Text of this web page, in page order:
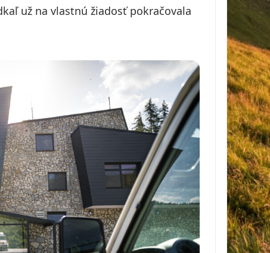
už na vlastnú žiadosť pokračovala